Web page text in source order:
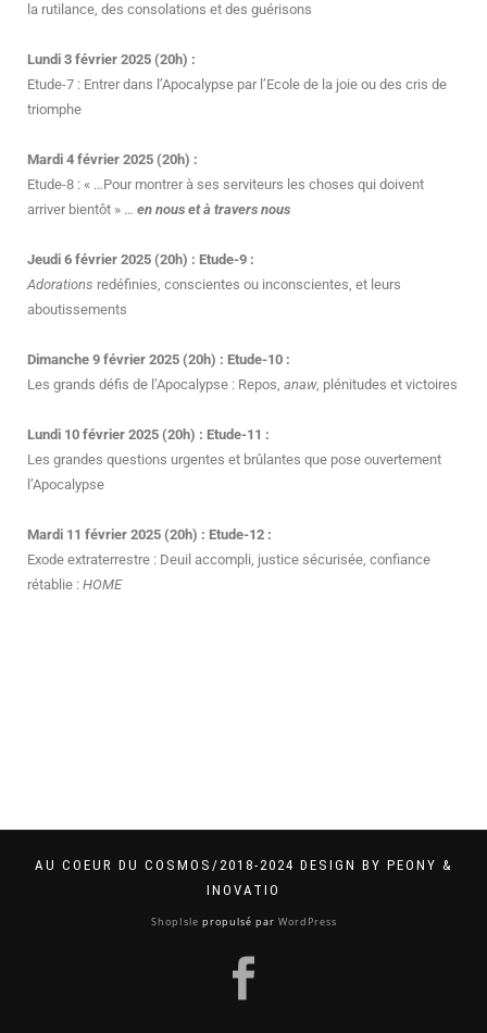
la rutilance, des consolations et des guérisons
Lundi 3 février 2025 (20h) :
Etude-7 : Entrer dans l’Apocalypse par l’Ecole de la joie ou des cris de
triomphe
Mardi 4 février 2025 (20h) :
Etude-8 : « …Pour montrer à ses serviteurs les choses qui doivent
arriver bientôt » … en nous et à travers nous
Jeudi 6 février 2025 (20h) : Etude-9 :
Adorations redéfinies, conscientes ou inconscientes, et leurs
aboutissements
Dimanche 9 février 2025 (20h) : Etude-10 :
Les grands défis de l’Apocalypse : Repos, anaw, plénitudes et victoires
Lundi 10 février 2025 (20h) : Etude-11 :
Les grandes questions urgentes et brûlantes que pose ouvertement
l’Apocalypse
Mardi 11 février 2025 (20h) : Etude-12 :
Exode extraterrestre : Deuil accompli, justice sécurisée, confiance
rétablie : HOME
AU COEUR DU COSMOS/2018-2024 DESIGN BY PEONY &
INOVATIO
ShopIsle propulsé par WordPress